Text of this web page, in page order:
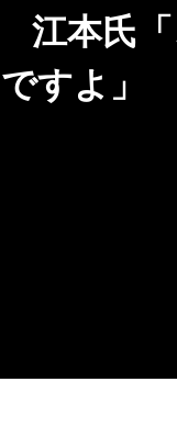
江本氏「
すよ」